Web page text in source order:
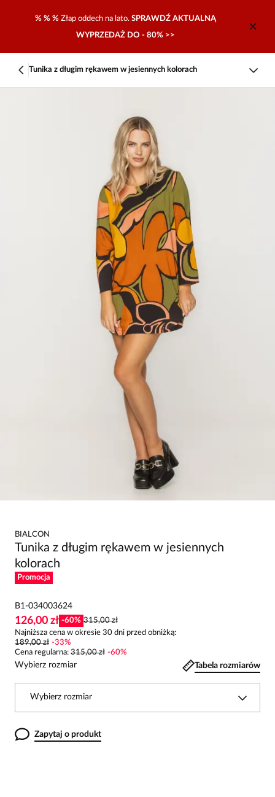
% % % Złap oddech na lato. SPRAWDŹ AKTUALNĄ
WYPRZEDAŻ DO - 80% >>
Tunika z długim rękawem w jesiennych kolorach
BIALCON
Tunika z długim rękawem w jesiennych
kolorach
Promocja
B1-034003624
126,00 zł -60% 315,00 zł
Najniższa cena w okresie 30 dni przed obniżką:
189,00 zł -33%
Cena regularna: 315,00 zł -60%
Wybierz rozmiar Tabela rozmiarów
Wybierz rozmiar
Zapytaj o produkt